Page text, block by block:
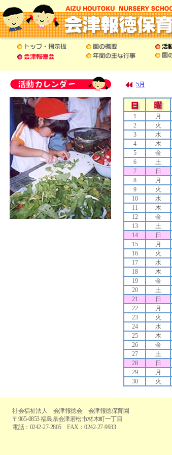
5月
社会福祉法人 会津報徳会 会津報徳保育園
〒965-0853 福島県会津若松市材木町一丁目
電話：0242-27-2805 FAX：0242-27-9933
1 月
2
火
3
水
4
木
5
金
6
土
7
日
8
月
9
火
10
水
11
木
12
金
13
土
14
日
15
月
16
火
17
水
18
木
19
金
20
土
21
日
22
月
23
火
24
水
25
木
26
金
27
土
28
日
29
月
30
火